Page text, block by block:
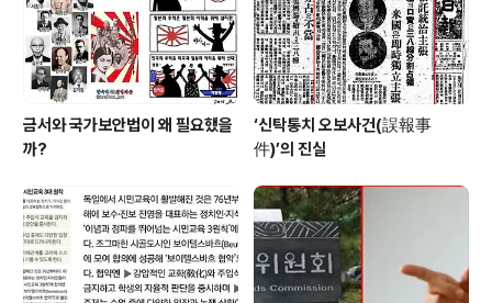
금서와 국가보안법이 왜 필요했을
까?
‘신탁통치 오보사건(誤報事
件)’의 진실